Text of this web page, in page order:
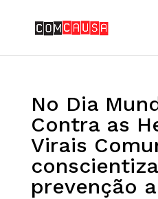
No Dia
Contra as
Virais
prevenção